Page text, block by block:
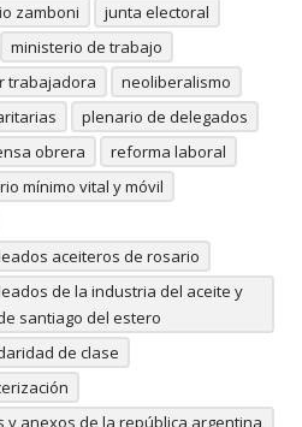
zamboni
junta electoral
ministerio de trabajo
trabajadora
neoliberalismo
plenario de delegados
obrera
reforma laboral
mínimo vital y móvil
aceiteros de rosario
de la industria del aceite y
santiago del estero
de clase
anexos de la república argentina